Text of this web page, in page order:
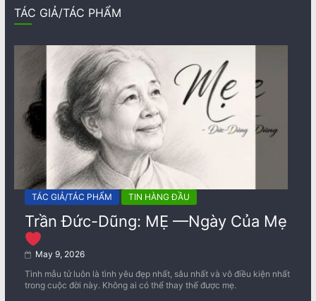
TÁC GIẢ/TÁC PHẨM
TÁC GIẢ/TÁC PHẨM TIN HÀNG ĐẦU
Trần Đức-Dũng: MẸ —Ngày Của Mẹ
May 9, 2026
Tình mẫu tử luôn là tình yêu đẹp nhất, sâu nhất và vô điều kiện nhất
trong cuộc đời này. Không ai có thể thay thế được mẹ.